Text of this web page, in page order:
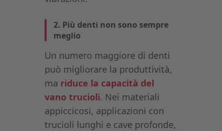
2. Più denti non sono sempre
meglio
Un numero maggiore di denti
può migliorare la produttività,
ma riduce la capacità del
vano trucioli. Nei materiali
appiccicosi, applicazioni con
trucioli lunghi e cave profonde,